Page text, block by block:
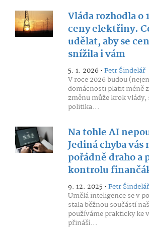
Vláda rozhodla o
ceny elektřiny.
udělat, aby se
snížila i vám
5. 1. 2026 •Petr Šindelář
V roce 2026 budou
domácnosti platit méně
změnu může krok vlády,
politika...
Na tohle AI
Jediná chyba
pořádně draho a
kontrolu
9. 12. 2025 •Petr Šindelář
Umělá inteligence se v
stala běžnou součástí
používáme prakticky ke
přináší...